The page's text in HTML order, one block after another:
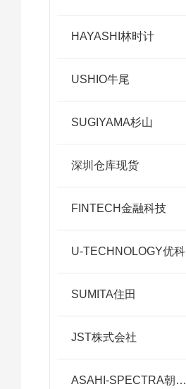
HAYASHI林时计
USHIO牛尾
SUGIYAMA杉山
深圳仓库现货
FINTECH金融科技
U-TECHNOLOGY优科
SUMITA住田
JST株式会社
ASAHI-SPECTRA朝日分光